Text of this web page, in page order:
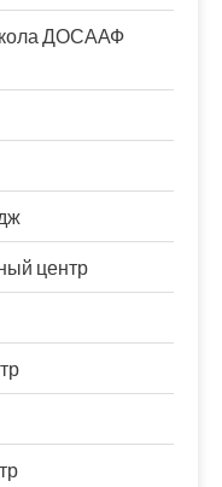
ДОСААФ
центр